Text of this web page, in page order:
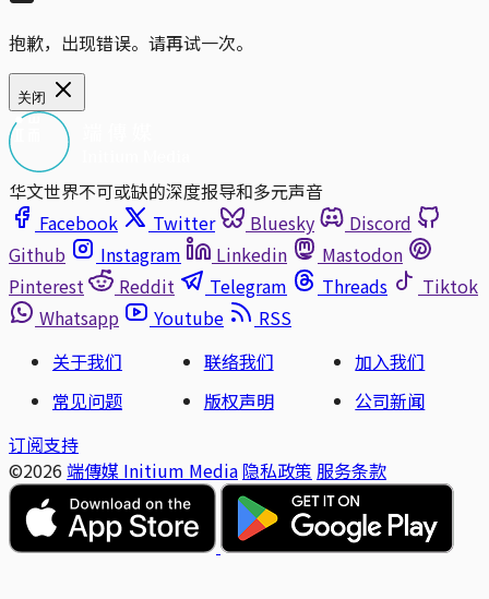
抱歉，出现错误。请再试一次。
关闭
华文世界不可或缺的深度报导和多元声音
Facebook
Twitter Bluesky
Discord
Github
Instagram Linkedin
Mastodon
Pinterest
Reddit Telegram Threads
Tiktok
Whatsapp
Youtube
RSS
关于我们
联络我们
加入我们
常见问题
版权声明
公司新闻
订阅支持
©2026 端傳媒 Initium Media 隐私政策 服务条款